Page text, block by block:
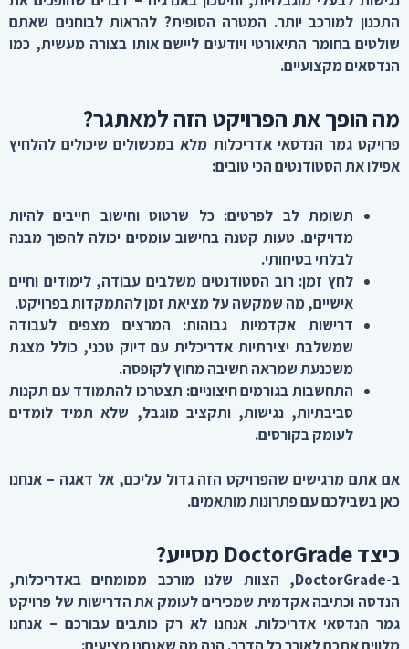
התכנון למורכב יותר. המטרה הסופית? להראות לבוחנים שאתם
שולטים בחומר התיאורטי ויודעים ליישם אותו בצורה מעשית, כמו
הנדסאים מקצועיים.
מה הופך את הפרויקט הזה למאתגר?
פרויקט גמר הנדסאי אדריכלות מלא במכשולים שיכולים להלחיץ
אפילו את הסטודנטים הכי טובים:
תשומת לב לפרטים: כל שרטוט וחישוב חייבים להיות
מדויקים. טעות קטנה בחישוב עומסים יכולה להפוך מבנה
לבלתי בטיחותי.
לחץ זמן: רוב הסטודנטים משלבים עבודה, לימודים וחיים
אישיים, מה שמקשה על מציאת זמן להתמקדות בפרויקט.
דרישות אקדמיות גבוהות:
המרצים מצפים לעבודה
שמשלבת יצירתיות אדריכלית עם דיוק טכני, כולל מצגת
משכנעת שמראה חשיבה מחוץ לקופסה.
התחשבות בגורמים חיצוניים: תצטרכו להתמודד עם תקנות
סביבתיות, נגישות, ותקציב מוגבל, שלא תמיד לומדים
לעומק בקורסים.
אם אתם מרגישים שהפרויקט הזה גדול עליכם, אל דאגה – אנחנו
כאן בשבילכם עם פתרונות מותאמים.
כיצדDoctorGrade מסייע?
ב-DoctorGrade,
הצוות שלנו מורכב ממומחים באדריכלות,
הנדסה וכתיבה אקדמית שמכירים לעומק את הדרישות של פרויקט
גמר הנדסאי אדריכלות. אנחנו לא רק כותבים עבורכם – אנחנו